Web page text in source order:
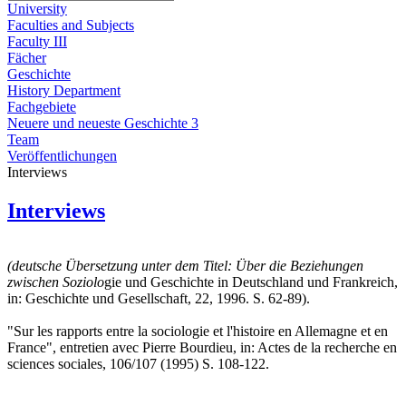
University
Faculties and Subjects
Faculty III
Fächer
Geschichte
History Department
Fachgebiete
Neuere und neueste Geschichte 3
Team
Veröffentlichungen
Interviews
Interviews
(deutsche Übersetzung unter dem Titel: Über die Beziehungen
zwischen Soziologie und Geschichte in Deutschland und Frankreich,
in: Geschichte und Gesellschaft, 22, 1996. S. 62-89).
"Sur les rapports entre la sociologie et l'histoire en Allemagne et en
France", entretien avec Pierre Bourdieu, in: Actes de la recherche en
sciences sociales, 106/107 (1995) S. 108-122.